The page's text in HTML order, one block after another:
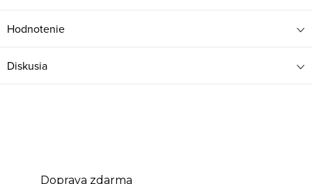
Hodnotenie
Diskusia
Doprava zdarma